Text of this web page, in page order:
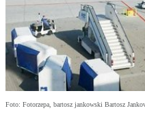
Foto: Fotorzepa, bartosz jankowski Bartosz